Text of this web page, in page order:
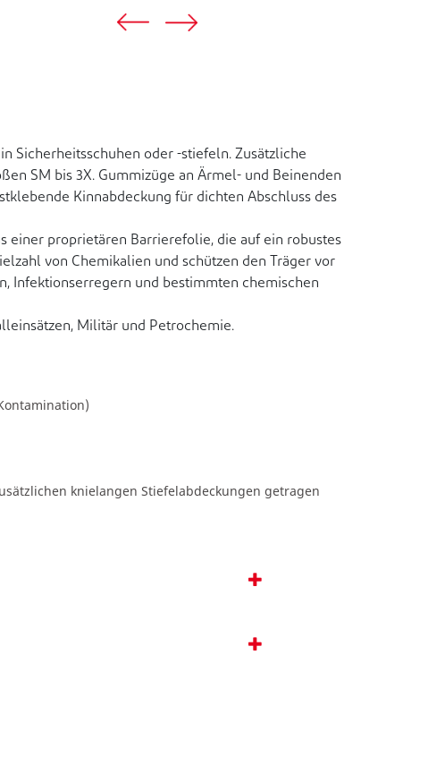
Sicherheitsschuhen oder -stiefeln. Zusätzliche
SM bis 3X. Gummizüge an Ärmel- und Beinenden
Kinnabdeckung für dichten Abschluss des
einer proprietären Barrierefolie, die auf ein robustes
von Chemikalien und schützen den Träger vor
Infektionserregern und bestimmten chemischen
Militär und Petrochemie.
knielangen Stiefelabdeckungen getragen